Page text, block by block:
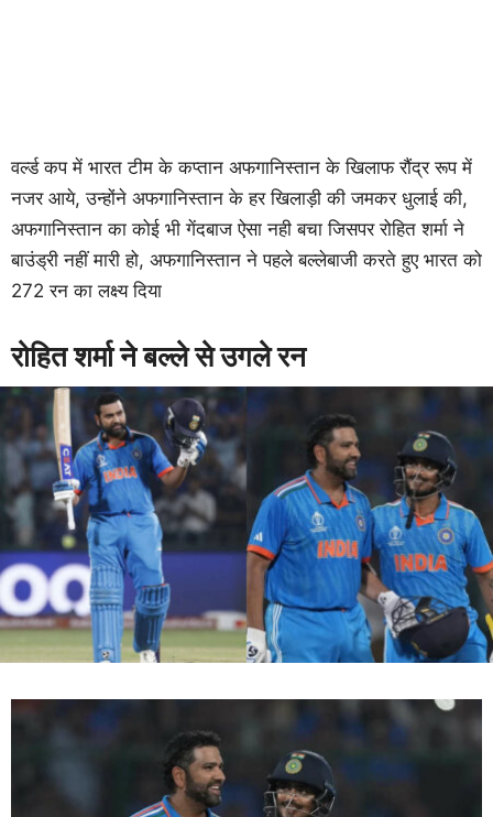
वर्ल्ड कप में भारत टीम के कप्तान अफगानिस्तान के खिलाफ रौंद्र रूप में
नजर आये, उन्होंने अफगानिस्तान के हर खिलाड़ी की जमकर धुलाई की,
अफगानिस्तान का कोई भी गेंदबाज ऐसा नही बचा जिसपर रोहित शर्मा ने
बाउंड्री नहीं मारी हो, अफगानिस्तान ने पहले बल्लेबाजी करते हुए भारत को
272 रन का लक्ष्य दिया
रोहित शर्मा ने बल्ले से उगले रन